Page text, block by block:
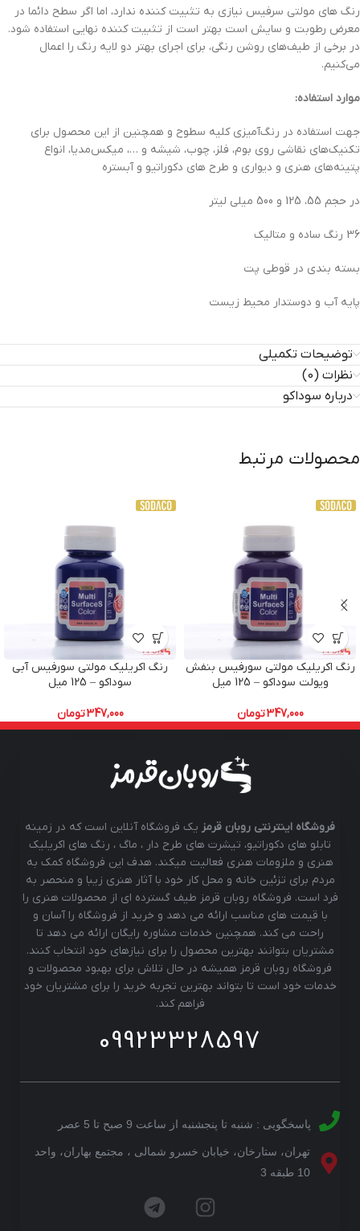
رنگ های مولتی سرفیس نیازی به تثبیت کننده ندارد، اما اگر سطح دائما در
معرض رطوبت و سایش است بهتر است از تثبیت کننده نهایی استفاده شود.
در برخی از طیف‌های روشن رنگی، برای اجرای بهتر دو لایه رنگ را اعمال
می‌کنیم.
موارد استفاده:
جهت استفاده در رنگ‌آمیزی کلیه سطوح و همچنین از این محصول برای
تکنیک‌های نقاشی روی بوم، فلز، چوب، شیشه و …، میکس‌مدیا، انواع
پتینه‌های هنری و دیواری و طرح های دکوراتیو و آبستره
در حجم 55، 125 و 500 میلی لیتر
36 رنگ ساده و متالیک
بسته بندی در قوطی پت
پایه آب و دوستدار محیط زیست
توضیحات تکمیلی
نظرات (0)
درباره سوداکو
محصولات مرتبط
رنگ اکریلیک مولتی سورفیس بنفش
ویولت سوداکو – 125 میل
347,000تومان
رنگ اکریلیک مولتی سورفیس آبی
سوداکو – 125 میل
347,000تومان
فروشگاه اینترنتی روبان قرمز یک فروشگاه آنلاین است که در زمینه
تابلو های دکوراتیو، تیشرت های طرح دار ، ماگ ، رنگ های اکریلیک
هنری و ملزومات هنری فعالیت میکند. هدف این فروشگاه کمک به
مردم برای تزئین خانه و محل کار خود با آثار هنری زیبا و منحصر به
فرد است. فروشگاه روبان قرمز طیف گسترده ای از محصولات هنری را
با قیمت های مناسب ارائه می دهد و خرید از فروشگاه را آسان و
راحت می کند. همچنین خدمات مشاوره رایگان ارائه می دهد تا
مشتریان بتوانند بهترین محصول را برای نیازهای خود انتخاب کنند.
فروشگاه روبان قرمز همیشه در حال تلاش برای بهبود محصولات و
خدمات خود است تا بتواند بهترین تجربه خرید را برای مشتریان خود
فراهم کند.
09923328597
پاسخگویی : شنبه تا پنجشنبه از ساعت 9 صبح تا 5 عصر
تهران، ستارخان، خیابان خسرو شمالی ، مجتمع بهاران، واحد
10 طبقه 3